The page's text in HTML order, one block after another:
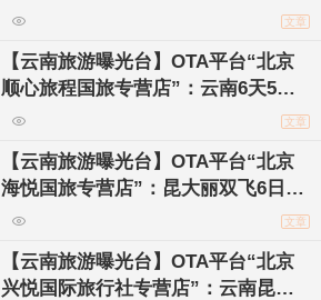
游10天9晚只要1197元？多达4个购物
文章
【云南旅游曝光台】OTA平台“北京
顺心旅程国旅专营店”：云南6天5晚
跟团游只要960元？需谨慎！
文章
【云南旅游曝光台】OTA平台“北京
海悦国旅专营店”：昆大丽双飞6日游
只要1850元？标明2个购物点！
文章
【云南旅游曝光台】OTA平台“北京
兴悦国际旅行社专营店”：云南昆大